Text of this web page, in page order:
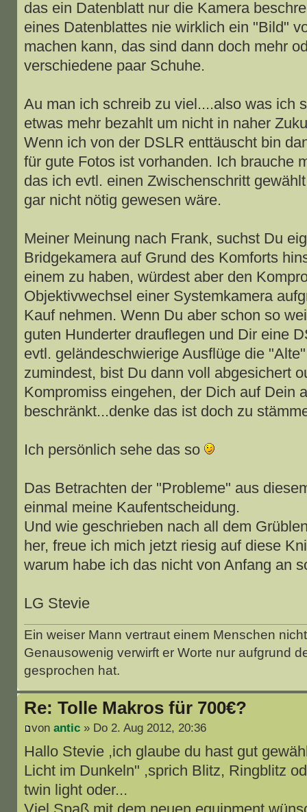
das ein Datenblatt nur die Kamera
eines Datenblattes nie wirklich ein "Bild"
machen kann, das sind dann doch mehr
verschiedene paar Schuhe.
Au man ich schreib zu viel....also was ich
etwas mehr bezahlt um nicht in naher
Wenn ich von der DSLR enttäuscht bin
für gute Fotos ist vorhanden. Ich brauche
das ich evtl. einen Zwischenschritt
gar nicht nötig gewesen wäre.
Meiner Meinung nach Frank, suchst Du
Bridgekamera auf Grund des Komforts
einem zu haben, würdest aber den
Objektivwechsel einer Systemkamera
Kauf nehmen. Wenn Du aber schon so
guten Hunderter drauflegen und Dir eine
evtl. geländeschwierige Ausflüge die
zumindest, bist Du dann voll abgesichert
Kompromiss eingehen, der Dich auf Dein
beschränkt...denke das ist doch zu
Ich persönlich sehe das so
Das Betrachten der "Probleme" aus
einmal meine Kaufentscheidung.
Und wie geschrieben nach all dem
her, freue ich mich jetzt riesig auf diese
warum habe ich das nicht von Anfang an
LG Stevie
Ein weiser Mann vertraut einem Menschen
Genausowenig verwirft er Worte nur aufgrund
gesprochen hat.
Re: Tolle Makros für 700€?
von antic» Do 2. Aug 2012, 20:36
Hallo Stevie ,ich glaube du hast gut
Licht im Dunkeln" ,sprich Blitz, Ringblitz
twin light oder...